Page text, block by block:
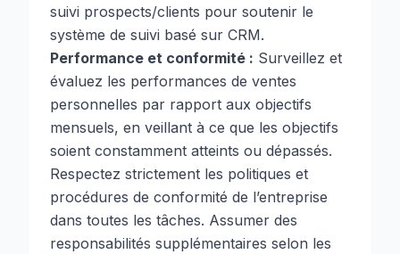
suivi prospects/clients pour soutenir le
système de suivi basé sur CRM.
Performance et conformité : Surveillez et
évaluez les performances de ventes
personnelles par rapport aux objectifs
mensuels, en veillant à ce que les objectifs
soient constamment atteints ou dépassés.
Respectez strictement les politiques et
procédures de conformité de l’entreprise
dans toutes les tâches. Assumer des
responsabilités supplémentaires selon les